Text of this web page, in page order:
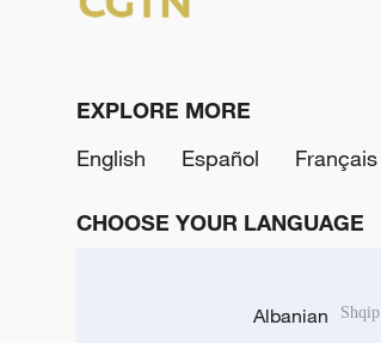
EXPLORE MORE
English
Español Français
CHOOSE YOUR LANGUAGE
Albanian Shqip